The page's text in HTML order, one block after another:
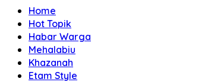
Home
Hot Topik
Habar Warga
Mehalabiu
Khazanah
Etam Style